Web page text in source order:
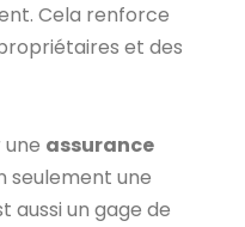
Cela renforce
et des
une assurance
seulement une
aussi un gage de